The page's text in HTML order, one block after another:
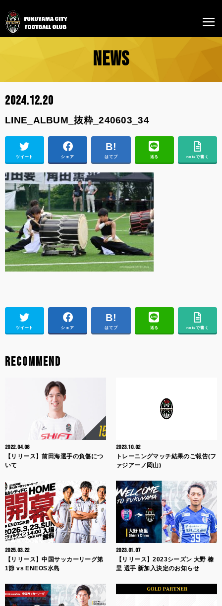
NEWS
2024.12.20
LINE_ALBUM_抜粋_240603_34
ツイート シェア はてブ 送る noteで書く
ツイート シェア はてブ 送る noteで書く
RECOMMEND
2022.04.08
【リリース】前田海選手の負傷につ
いて
2023.10.02
トレーニングマッチ結果のご報告(フ
ァジアーノ岡山)
2025.03.22
【リリース】中国サッカーリーグ第
1節 vs ENEOS水島
2023.01.07
【リリース】2023シーズン 大野 榛
里 選手 新加入決定のお知らせ